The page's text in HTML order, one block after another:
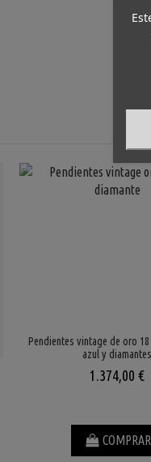
Pendientes vintage de oro
azul y diamantes
1.374,00 €
COMPRAR